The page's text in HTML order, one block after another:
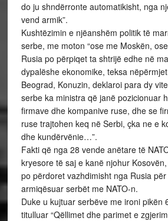
do ju shndërronte automatikisht, nga
vend armik”.
Kushtëzimin e njëanshëm politik të
serbe, me moton “ose me Moskën,
Rusia po përpiqet ta shtrijë edhe në
dypalëshe ekonomike, teksa
Beograd, Konuzin, deklaroi para dy
serbe ka ministra që janë pozicionuar
firmave dhe kompanive ruse, dhe se
ruse trajtohen keq në Serbi, çka ne e
dhe kundërvënie…”.
Fakti që nga 28 vende anëtare të
kryesore të saj e kanë njohur
po përdoret vazhdimisht nga Rusia
armiqësuar serbët me NATO-n.
Duke u kujtuar serbëve me ironi pikën
titulluar “Qëllimet dhe parimet e